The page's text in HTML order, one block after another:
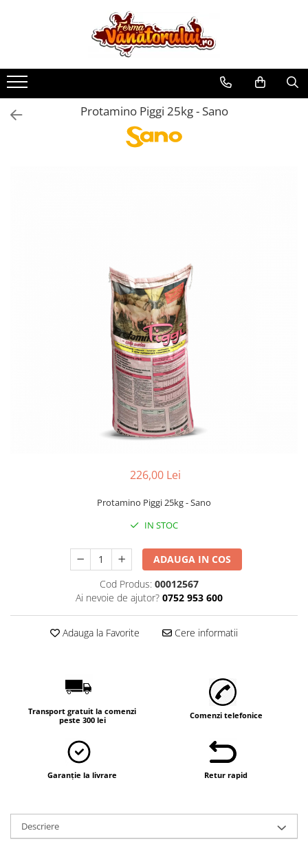
Toate Produsele
Iepuri
Hranitori
Adapatori
Suplimente si produse de uz
Suplimente si produse de uz
Vaci și cai
Hrana (furaje)
Suplimente si produse de uz
Suplimente si accesorii veterinare
Protamino Piggi 25kg - Sano
226,00 Lei
Protamino Piggi 25kg - Sano
IN STOC
ADAUGA IN COS
Cod Produs: 00012567
Ai nevoie de ajutor? 0752 953 600
Adauga la Favorite Cere informatii
Transport gratuit la comenzi
peste 300 lei
Comenzi telefonice
Garanție la livrare Retur rapid
Descriere